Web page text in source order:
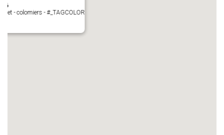
- colomiers - #_TAGCOLOR